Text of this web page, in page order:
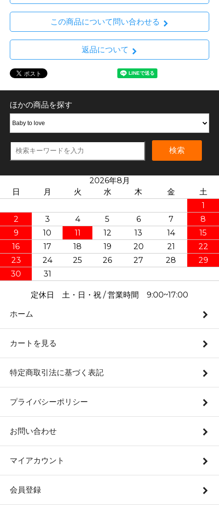
この商品について問い合わせる
返品について
ほかの商品を探す
検索
2026年8月
日
月 火 水 木 金
土
1
2
3 4 5 6 7
8
9
10 11 12 13 14
15
16
17 18 19 20 21
22
23
24 25 26 27 28
29
30
31
定休日 土・日・祝 / 営業時間 9:00~17:00
ホーム
カートを見る
特定商取引法に基づく表記
プライバシーポリシー
お問い合わせ
マイアカウント
会員登録